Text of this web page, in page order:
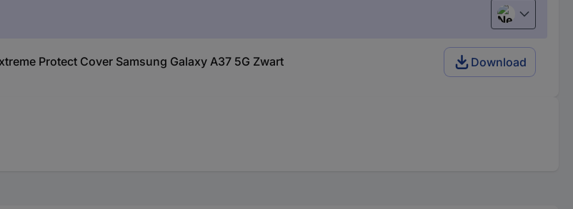
Nederlands
Protect Cover Samsung Galaxy A37 5G Zwart Download